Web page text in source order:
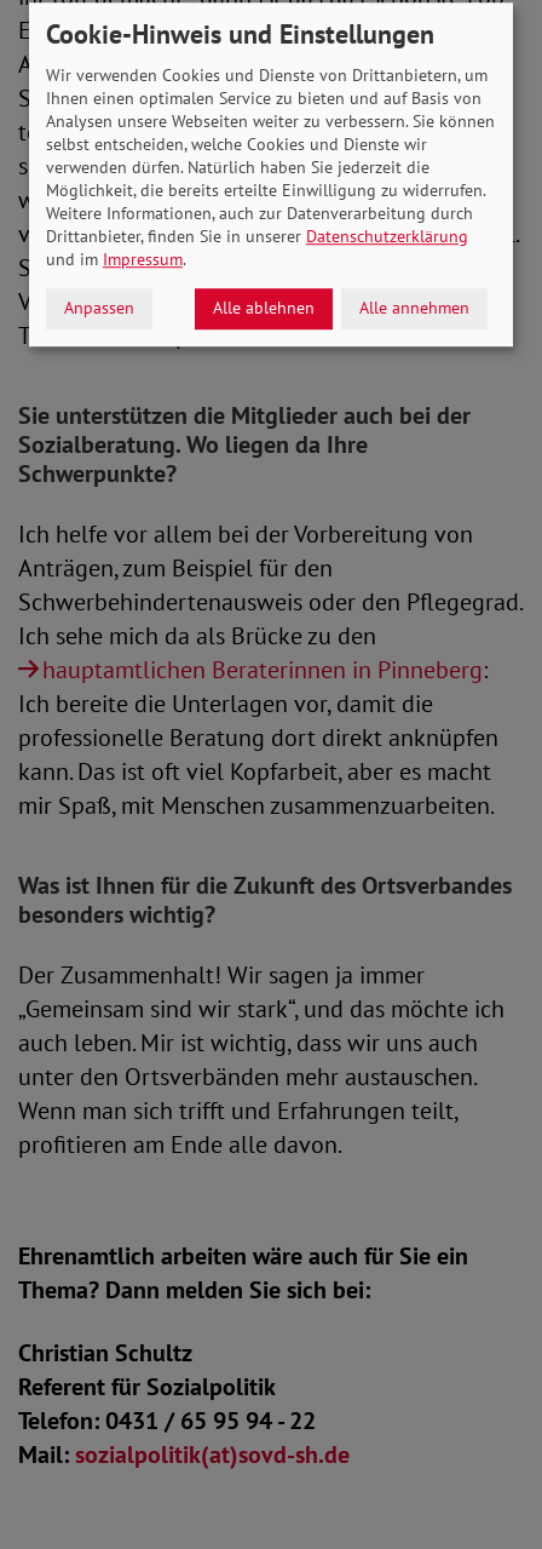
Es ist toll, wenn die Arbeit gesehen wird.
Außerdem bilde ich mit meiner Stellvertreterin
Silvia Radsziwill ein großartiges Gespann. Wir
teilen uns die Aufgaben als Doppelspitze auf –
sie eher für das Interne, ich für das Externe. Zu
wissen, dass man sich blind auf die anderen
verlassen kann, gibt einem ein sehr gutes Gefühl.
So ist es auch mit den Kollegen aus dem
Vorstand und dem Helferteam – wir sind in
Tornesch ein super Team.
Sie unterstützen die Mitglieder auch bei der
Sozialberatung. Wo liegen da Ihre
Schwerpunkte?
Ich helfe vor allem bei der Vorbereitung von
Anträgen, zum Beispiel für den
Schwerbehindertenausweis oder den Pflegegrad.
Ich sehe mich da als Brücke zu den
hauptamtlichen Beraterinnen in Pinneberg:
Ich bereite die Unterlagen vor, damit die
professionelle Beratung dort direkt anknüpfen
kann. Das ist oft viel Kopfarbeit, aber es macht
mir Spaß, mit Menschen zusammenzuarbeiten.
Was ist Ihnen für die Zukunft des Ortsverbandes
besonders wichtig?
Der Zusammenhalt! Wir sagen ja immer
„Gemeinsam sind wir stark“, und das möchte ich
auch leben. Mir ist wichtig, dass wir uns auch
unter den Ortsverbänden mehr austauschen.
Wenn man sich trifft und Erfahrungen teilt,
profitieren am Ende alle davon.
Ehrenamtlich arbeiten wäre auch für Sie ein
Thema? Dann melden Sie sich bei:
Christian Schultz
Referent für Sozialpolitik
Telefon: 0431 / 65 95 94 - 22
Mail:sozialpolitik(at)sovd-sh.de
Cookie-Hinweis und Einstellungen
Wir verwenden Cookies und Dienste von Drittanbietern, um
Ihnen einen optimalen Service zu bieten und auf Basis von
Analysen unsere Webseiten weiter zu verbessern. Sie können
selbst entscheiden, welche Cookies und Dienste wir
verwenden dürfen. Natürlich haben Sie jederzeit die
Möglichkeit, die bereits erteilte Einwilligung zu widerrufen.
Weitere Informationen, auch zur Datenverarbeitung durch
Drittanbieter, finden Sie in unserer Datenschutzerklärung
und im Impressum.
Anpassen Alle ablehnen Alle annehmen